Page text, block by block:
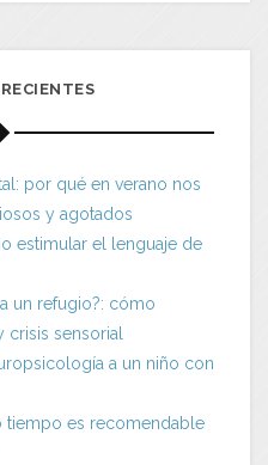
por qué en verano nos
y agotados
estimular el lenguaje de
un refugio?: cómo
sensorial
a un niño con
tiempo es recomendable